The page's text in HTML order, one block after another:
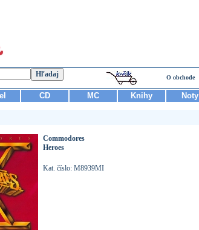
O obchode
CD MC Knihy Noty
Commodores
Heroes
Kat. číslo: M8939MI